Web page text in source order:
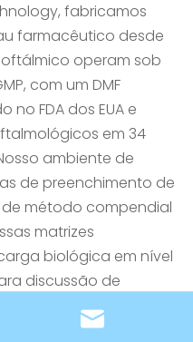
fabricamos
farmacêutico desde
oftálmico operam sob
com um DMF
FDA dos EUA e
em 34
ambiente de
de preenchimento de
método compendial
matrizes
biológica em nível
discussão de
assumam